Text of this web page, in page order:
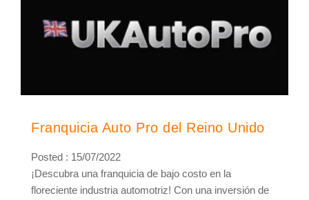
Franquicia Auto Pro del Reino Unido
Posted : 15/07/2022
¡Descubra una franquicia de bajo costo en la
floreciente industria automotriz! Con una inversión de